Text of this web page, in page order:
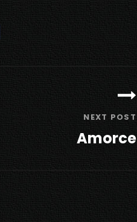
NEXT POST
Amorce